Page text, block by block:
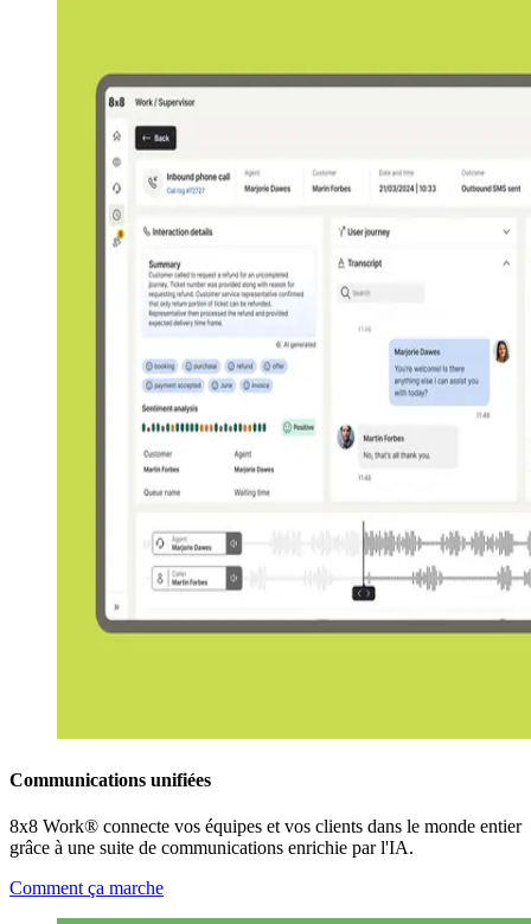
Communications unifiées
8x8 Work® connecte vos équipes et vos clients dans le monde entier
grâce à une suite de communications enrichie par l'IA.
Comment ça marche